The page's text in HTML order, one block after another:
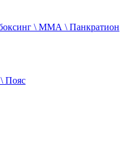
\ ММА \ Панкратион
Пояс